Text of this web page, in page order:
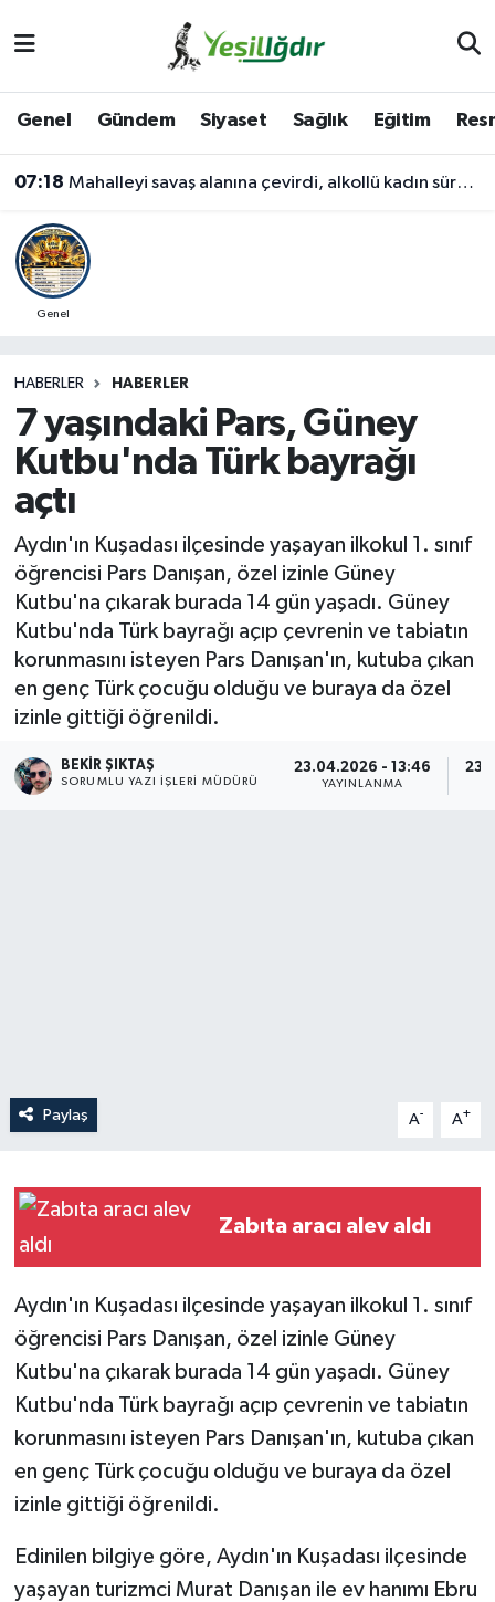
Genel Gündem Siyaset Sağlık Eğitim
07:18 Mahalleyi savaş alanına çevirdi, alkollü kadın sürücü karıştığı kazayı unuttu
Genel
HABERLER HABERLER
7 yaşındaki Pars, Güney
Kutbu'nda Türk bayrağı
açtı
Aydın'ın Kuşadası ilçesinde yaşayan ilkokul 1. sınıf
öğrencisi Pars Danışan, özel izinle Güney
Kutbu'na çıkarak burada 14 gün yaşadı. Güney
Kutbu'nda Türk bayrağı açıp çevrenin ve tabiatın
korunmasını isteyen Pars Danışan'ın, kutuba çıkan
en genç Türk çocuğu olduğu ve buraya da özel
izinle gittiği öğrenildi.
BEKIR ŞIKTAŞ
SORUMLU YAZI İŞLERI MÜDÜRÜ
23.04.2026 - 13:46
YAYINLANMA
Paylaş A- A+
Zabıta aracı alev aldı
Aydın'ın Kuşadası ilçesinde yaşayan ilkokul 1. sınıf
öğrencisi Pars Danışan, özel izinle Güney
Kutbu'na çıkarak burada 14 gün yaşadı. Güney
Kutbu'nda Türk bayrağı açıp çevrenin ve tabiatın
korunmasını isteyen Pars Danışan'ın, kutuba çıkan
en genç Türk çocuğu olduğu ve buraya da özel
izinle gittiği öğrenildi.
Edinilen bilgiye göre, Aydın'ın Kuşadası ilçesinde
yaşayan turizmci Murat Danışan ile ev hanımı Ebru
İğdir Namaz Vakitleri
Iğdır Trafik Yoğunluk Haritası
Süper Lig Puan Durumu ve Fikstür
Son Dakika Haberleri
Haber Arşivi